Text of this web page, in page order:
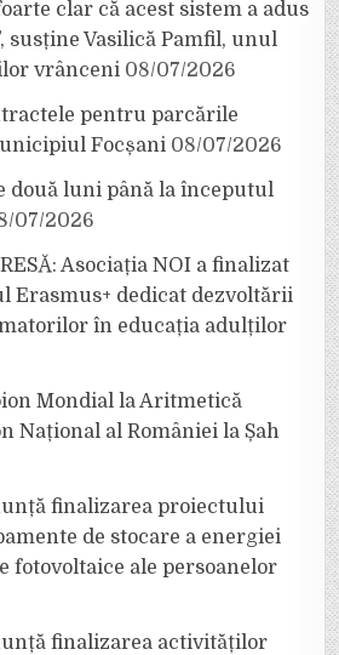
clar că acest sistem a adus
susține Vasilică Pamfil, unul
vrânceni 08/07/2026
pentru parcările
Focșani 08/07/2026
două luni până la începutul
07/2026
Asociația NOI a finalizat
Erasmus+ dedicat dezvoltării
în educația adulților
Mondial la Aritmetică
Național al României la Șah
finalizarea proiectului
de stocare a energiei
fotovoltaice ale persoanelor
finalizarea activităților